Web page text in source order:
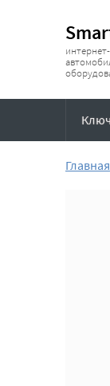
Главная